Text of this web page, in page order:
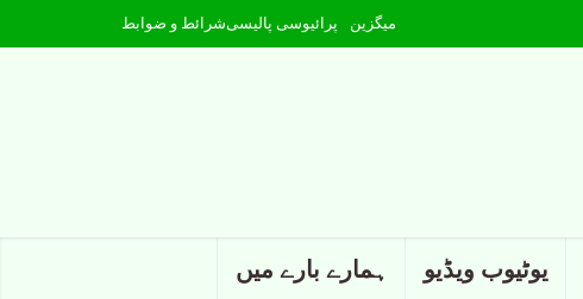
میگزین پرائیوسی پالیسیشرائط و ضوابط
یوٹیوب ویڈیو ہمارے بارے میں